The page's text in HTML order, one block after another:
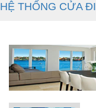
HỆ THỐNG CỬA ĐI